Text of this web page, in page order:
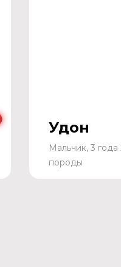
Удон
Мальчик, 3 года
породы